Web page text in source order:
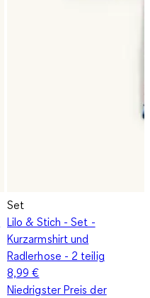
Set
Lilo & Stich - Set -
Kurzarmshirt und
Radlerhose - 2 teilig
8,99 €
Niedrigster Preis der